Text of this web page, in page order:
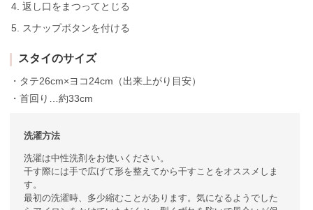
返し口をまつってとじる
スナップボタンを付ける
スタイのサイズ
・タテ26cm×ヨコ24cm（出来上がり目安）
・首回り…約33cm
洗濯方法
洗濯は中性洗剤をお使いください。
干す際には手で広げて形を整えてから干すことをオススメしま
す。
最初の洗濯時、多少縮むことがあります。気になるようでした